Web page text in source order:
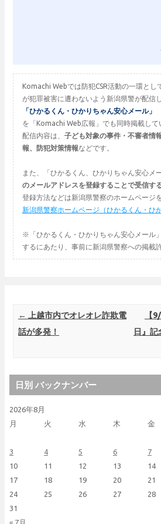
Komachi Webでは防犯CSR活動の一環とし
が犯罪被害に遭わないよう新潟県警が配信
「ひかるくん・ひかりちゃん安心メール」
を「Komachi Web広報」でも同時掲載して
配信内容は、 子ども対象の事件・不審者情
報、防犯対策情報などです。
また、「ひかるくん、ひかりちゃん安心メ
のメールアドレスを登録することで受信す
登録方法などは新潟県警察のホームページ
新潟県警察ホームページ（ひかるくん・ひ
※「ひかるくん・ひかりちゃん安心メール
するにあたり、事前に新潟県警察への掲載
Post navigation
←
上越市内でオレオレ詐欺電
話が多発！
【
日』
日別 バックナンバー
2026年8月
月
火 水 木 金
« 7月
3
4 5 6 7
10
11 12 13 14
17
18 19 20 21
24
25 26 27 28
31